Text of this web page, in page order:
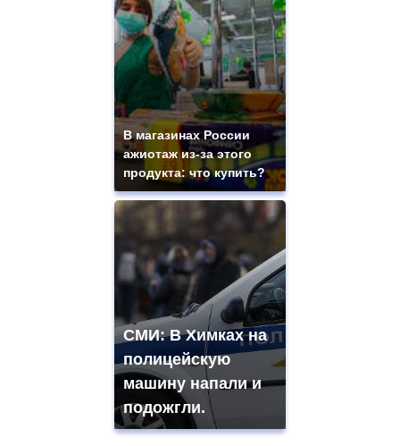
В магазинах России
ажиотаж из-за этого
продукта: что купить?
СМИ: В Химках на
полицейскую
машину напали и
подожгли.